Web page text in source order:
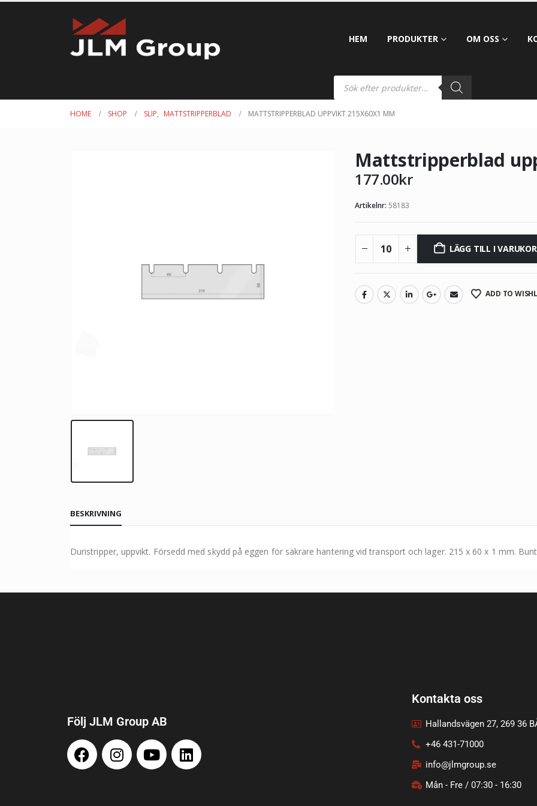
HEM PRODUKTER OM OSS
HOME SHOP SLIP, MATTSTRIPPERBLAD MATTSTRIPPERBLAD UPPVIKT 215X60X1 MM
Mattstripperblad
177.00kr
Artikelnr: 58183
LÄGG TILL I
ADD TO
BESKRIVNING
Duristripper, uppvikt. Försedd med skydd på eggen för säkrare hantering vid transport och lager. 215 x 60 x 1 mm.
Följ JLM Group AB
Kontakta oss
Hallandsvägen 27, 269 36
+46 431-71000
info@jlmgroup.se
Mån - Fre / 07:30 - 16:30